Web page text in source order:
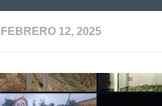
FEBRERO 12, 2025